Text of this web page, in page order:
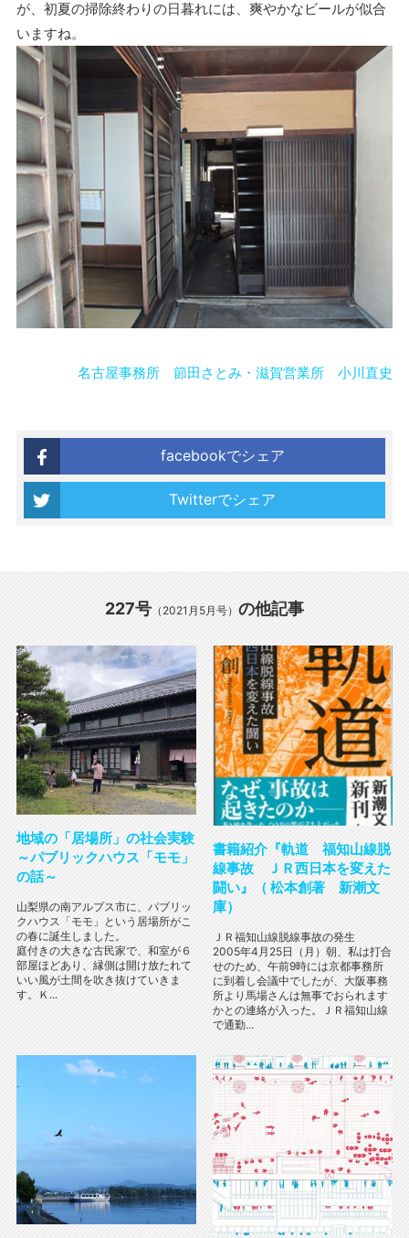
が、初夏の掃除終わりの日暮れには、爽やかなビールが似合
いますね。
名古屋事務所 節田さとみ・滋賀営業所 小川直史
facebookでシェア
Twitterでシェア
227号 （2021月5月号） の他記事
地域の「居場所」の社会実験
～パブリックハウス「モモ」
の話～
山梨県の南アルプス市に、パブリッ
クハウス「モモ」という居場所がこ
の春に誕生しました。
庭付きの大きな古民家で、和室が６
部屋ほどあり、縁側は開け放たれて
いい風が土間を吹き抜けていきま
す。Ｋ...
書籍紹介『軌道 福知山線脱
線事故 ＪＲ西日本を変えた
闘い』（ 松本創著 新潮文
庫）
ＪＲ福知山線脱線事故の発生
2005年4月25日（月）朝、私は打合
せのため、午前9時には京都事務所
に到着し会議中でしたが、大阪事務
所より馬場さんは無事でおられます
かとの連絡が入った。ＪＲ福知山線
で通勤...